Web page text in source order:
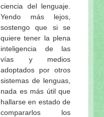
ciencia del lenguaje.
Yendo más lejos,
sostengo que si se
quiere tener la plena
inteligencia de las
vías y medios
adoptados por otros
sistemas de lenguas,
nada es más útil que
hallarse en estado de
compararlos los